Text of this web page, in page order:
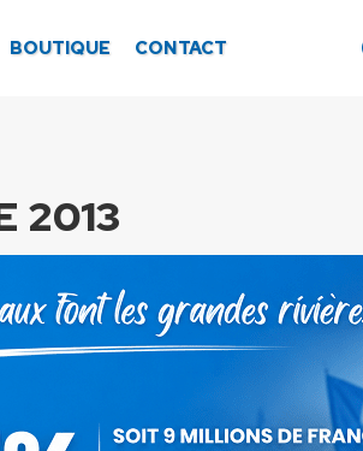
BOUTIQUE CONTACT
2013